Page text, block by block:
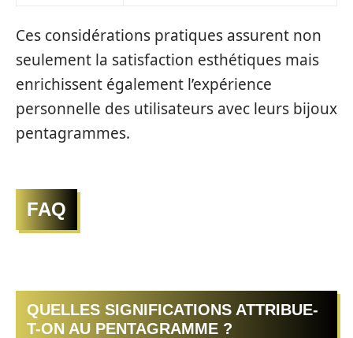
Ces considérations pratiques assurent non
seulement la satisfaction esthétiques mais
enrichissent également l’expérience
personnelle des utilisateurs avec leurs bijoux
pentagrammes.
FAQ
QUELLES SIGNIFICATIONS ATTRIBUE-
T-ON AU PENTAGRAMME ?